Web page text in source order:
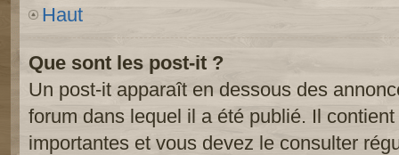
Haut
Que sont les post-it ?
Un post-it apparaît en dessous des
forum dans lequel il a été publié. Il
importantes et vous devez le consulter